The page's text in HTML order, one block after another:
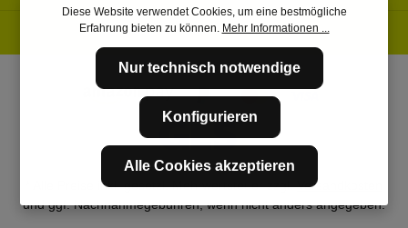
* Alle Preise inkl. gesetzl. Mehrwertsteuer zzgl.Versandkosten
und ggf. Nachnahmegebühren, wenn nicht anders angegeben.
Diese Website verwendet Cookies, um eine bestmögliche
Erfahrung bieten zu können. Mehr Informationen ...
Nur technisch notwendige
Konfigurieren
Alle Cookies akzeptieren